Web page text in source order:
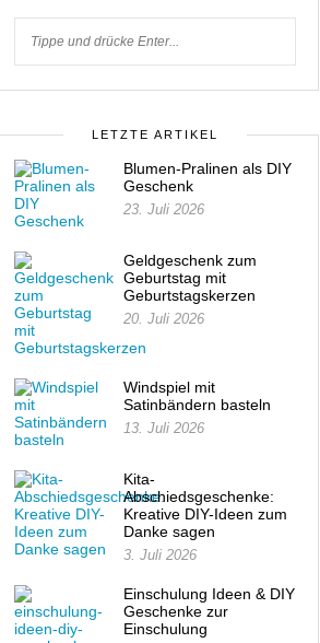
LETZTE ARTIKEL
Blumen-Pralinen als DIY
Geschenk
23. Juli 2026
Geldgeschenk zum
Geburtstag mit
Geburtstagskerzen
20. Juli 2026
Windspiel mit
Satinbändern basteln
13. Juli 2026
Kita-
Abschiedsgeschenke:
Kreative DIY-Ideen zum
Danke sagen
3. Juli 2026
Einschulung Ideen & DIY
Geschenke zur
Einschulung